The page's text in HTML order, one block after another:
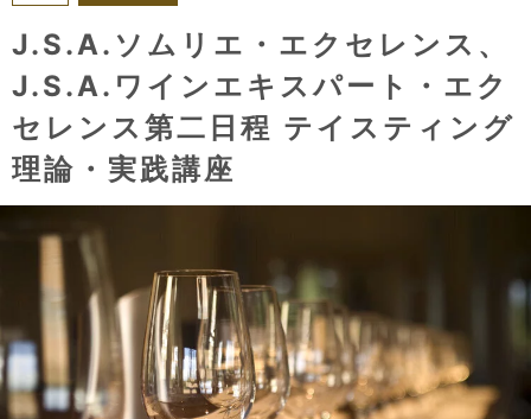
J.S.A.ソムリエ・エクセレンス、
J.S.A.ワインエキスパート・エク
セレンス第二日程 テイスティング
理論・実践講座